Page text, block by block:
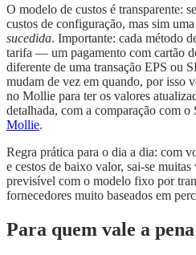
O modelo de custos é transparente:
custos de configuração, mas sim
sucedida. Importante: cada método
tarifa — um pagamento com cartão
diferente de uma transação EPS ou
mudam de vez em quando, por isso
no Mollie para ter os valores
detalhada, com a comparação com
Mollie.
Regra prática para o dia a dia: com
e cestos de baixo valor, sai-se muitas
previsível com o modelo fixo por
fornecedores muito baseados em
Para quem vale a